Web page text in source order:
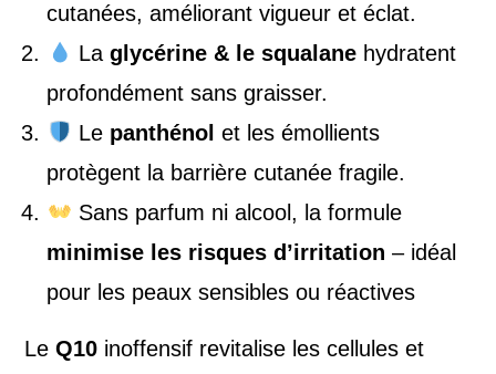
cutanées, améliorant vigueur et éclat.
Laglycérine & le squalane hydratent
profondément sans graisser.
Le panthénol et les émollients
protègent la barrière cutanée fragile.
Sans parfum ni alcool, la formule
minimise les risques d’irritation – idéal
pour les peaux sensibles ou réactives
LeQ10 inoffensif revitalise les cellules et